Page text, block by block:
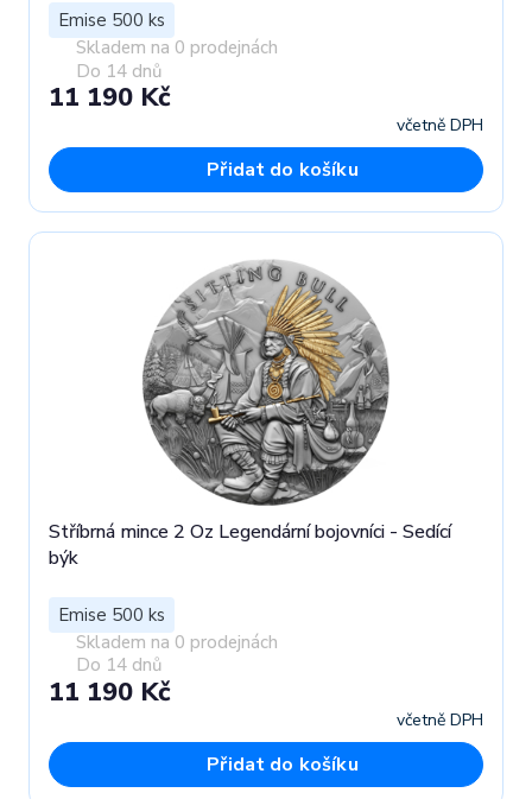
Emise 500 ks
Skladem na 0 prodejnách
Do 14 dnů
11 190 Kč
včetně DPH
Přidat do košíku
Stříbrná mince 2 Oz Legendární bojovníci - Sedící
býk
Emise 500 ks
Skladem na 0 prodejnách
Do 14 dnů
11 190 Kč
včetně DPH
Přidat do košíku